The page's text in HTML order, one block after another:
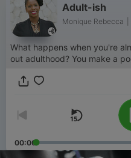
Adult-ish
Monique Rebecca
What happens when you're
out adulthood? You make a
00:00